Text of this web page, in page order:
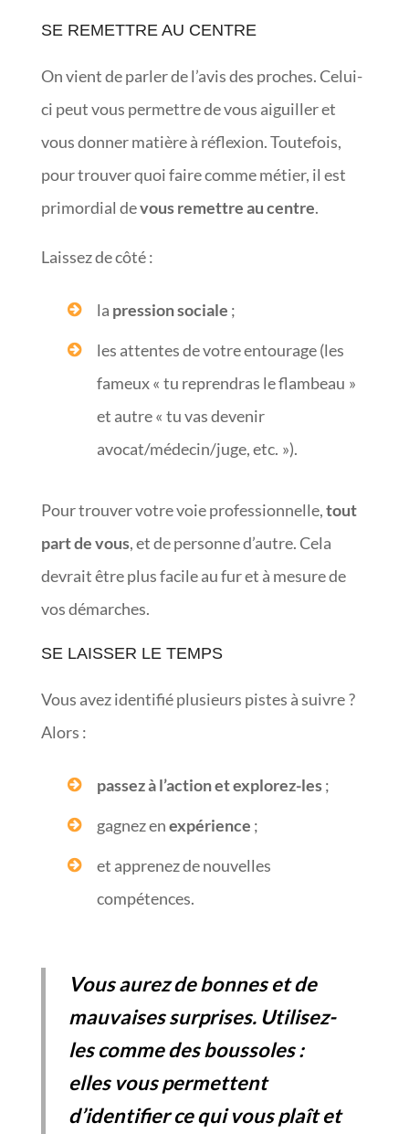
SE REMETTRE AU CENTRE
On vient de parler de l’avis des proches. Celui-
ci peut vous permettre de vous aiguiller et
vous donner matière à réflexion. Toutefois,
pour trouver quoi faire comme métier, il est
primordial devous remettre au centre.
Laissez de côté :
la pression sociale ;
les attentes de votre entourage (les
fameux « tu reprendras le flambeau »
et autre « tu vas devenir
avocat/médecin/juge, etc. »).
Pour trouver votre voie professionnelle,tout
part de vous, et de personne d’autre. Cela
devrait être plus facile au fur et à mesure de
vos démarches.
SE LAISSER LE TEMPS
Vous avez identifié plusieurs pistes à suivre ?
Alors :
passez à l’action et explorez-les;
gagnez enexpérience ;
et apprenez de nouvelles
compétences.
Vous aurez de bonnes et de
mauvaises surprises. Utilisez-
les comme des boussoles :
elles vous permettent
d’identifier ce qui vous plaît et